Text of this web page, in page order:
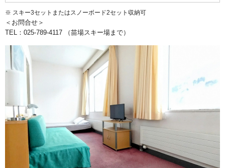
スキー3セットまたはスノーボード2セット収納可
＜お問合せ＞
TEL：025-789-4117 （苗場スキー場まで）